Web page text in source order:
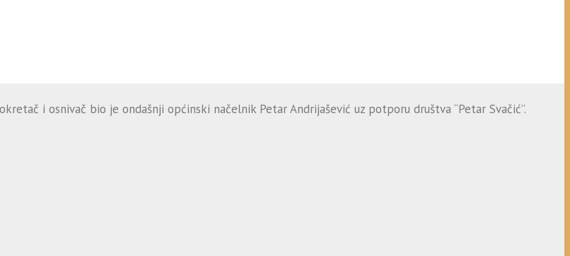
i osnivač bio je ondašnji općinski načelnik Petar Andrijašević uz potporu društva “Petar Svačić”.